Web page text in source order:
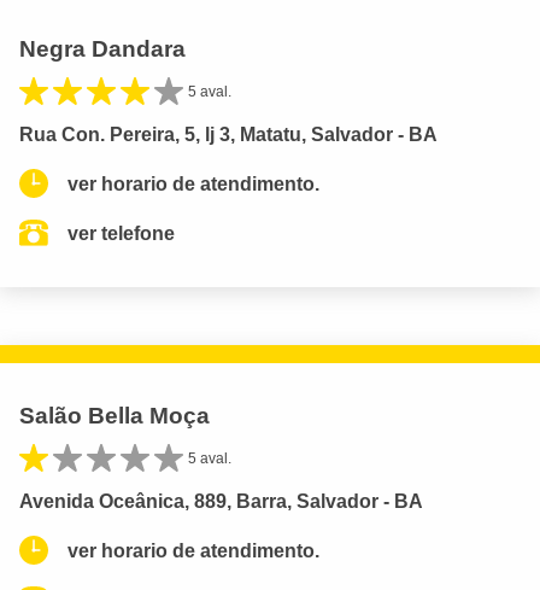
Negra Dandara
5 aval.
Rua Con. Pereira, 5, lj 3, Matatu, Salvador - BA
ver horario de atendimento.
ver telefone
Salão Bella Moça
5 aval.
Avenida Oceânica, 889, Barra, Salvador - BA
ver horario de atendimento.